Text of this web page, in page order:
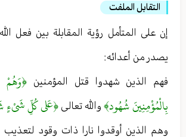
التقابل الملفت
إن على المتأمل رؤية المقابلة بين فعل
يصدر من أعدائه :
فهم الذين شهدوا قتل المؤمنين ﴿وَهُمْ
بِالْمُؤْمِنِينَ شُهُود﴾ والله تعالى ﴿عَلى ‏كُلِّ شَيْ‏ءٍ
وهم الذين أوقدوا نارا ذات وقود لتعذيب